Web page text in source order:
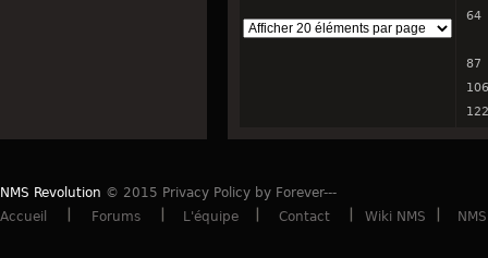
64
87
106
122
NMS Revolution © 2015 Privacy Policy by Forever---
Accueil
Forums L'équipe Contact Wiki NMS